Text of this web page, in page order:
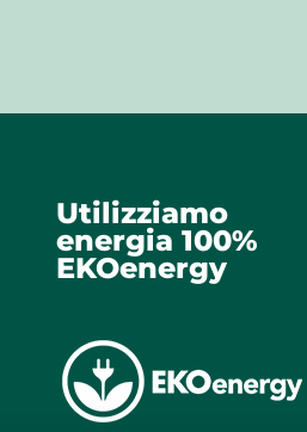
Utilizziamo
energia 100%
EKOenergy